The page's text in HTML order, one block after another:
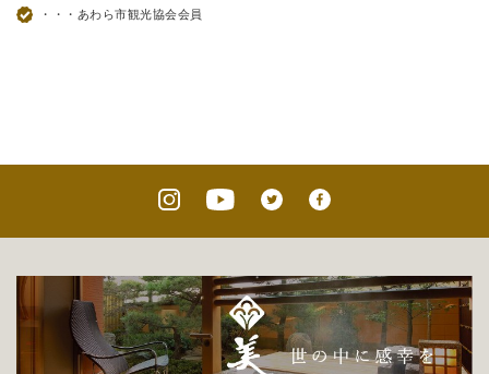
・・・あわら市観光協会会員